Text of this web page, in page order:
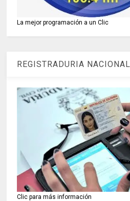
La mejor programación a un Clic
REGISTRADURIA NACIONAL
Clic para más información